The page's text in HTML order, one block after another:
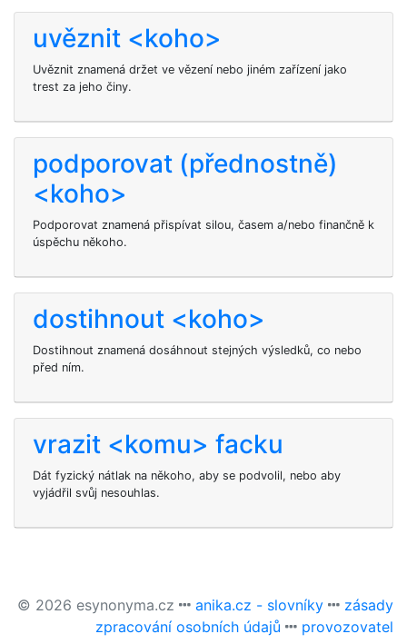
uvěznit <koho>
Uvěznit znamená držet ve vězení nebo jiném zařízení jako
trest za jeho činy.
podporovat (přednostně)
<koho>
Podporovat znamená přispívat silou, časem a/nebo finančně k
úspěchu někoho.
dostihnout <koho>
Dostihnout znamená dosáhnout stejných výsledků, co nebo
před ním.
vrazit <komu> facku
Dát fyzický nátlak na někoho, aby se podvolil, nebo aby
vyjádřil svůj nesouhlas.
© 2026 esynonyma.cz anika.cz - slovníky
zásady
zpracování osobních údajů
provozovatel